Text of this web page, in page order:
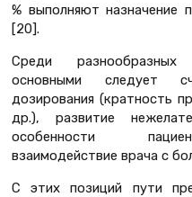
% выполняют назначение
[20].
Среди разнообразных
основными следует
дозирования (кратность
др.), развитие
особенности
взаимодействие врача с
С этих позиций пути